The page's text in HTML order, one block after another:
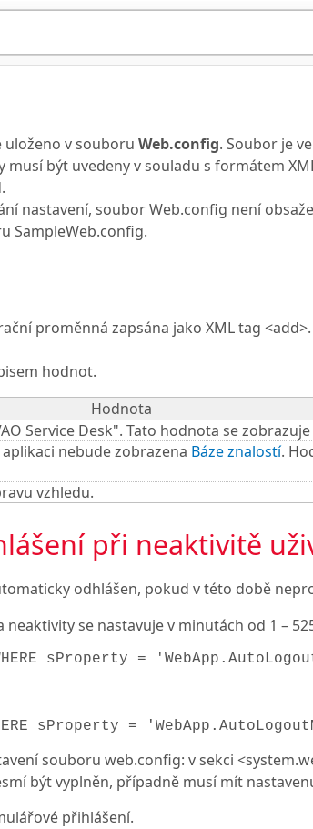
uloženo v souboru Web.config. Soubor je
být uvedeny v souladu s formátem
nastavení, soubor Web.config není
SampleWeb.config.
proměnná zapsána jako XML tag
hodnot.
Hodnota
Service Desk". Tato hodnota se
nebude zobrazena Báze znalostí.
vzhledu.
při neaktivitě
odhlášen, pokud v této době
se nastavuje v minutách od 1 –
sProperty =
sProperty =
souboru web.config: v sekci
být vyplněn, případně musí mít
přihlášení.